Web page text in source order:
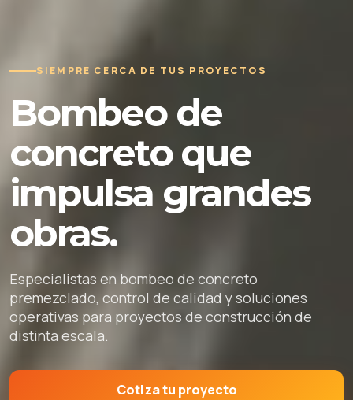
SIEMPRE CERCA DE TUS PROYECTOS
Bombeo de
concreto que
impulsa grandes
obras.
Especialistas en bombeo de concreto
premezclado, control de calidad y soluciones
operativas para proyectos de construcción de
distinta escala.
Cotiza tu proyecto